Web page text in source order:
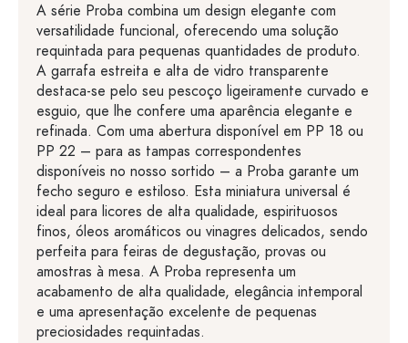
A série Proba combina um design elegante com
versatilidade funcional, oferecendo uma solução
requintada para pequenas quantidades de produto.
A garrafa estreita e alta de vidro transparente
destaca-se pelo seu pescoço ligeiramente curvado e
esguio, que lhe confere uma aparência elegante e
refinada. Com uma abertura disponível em PP 18 ou
PP 22 – para as tampas correspondentes
disponíveis no nosso sortido – a Proba garante um
fecho seguro e estiloso. Esta miniatura universal é
ideal para licores de alta qualidade, espirituosos
finos, óleos aromáticos ou vinagres delicados, sendo
perfeita para feiras de degustação, provas ou
amostras à mesa. A Proba representa um
acabamento de alta qualidade, elegância intemporal
e uma apresentação excelente de pequenas
preciosidades requintadas.